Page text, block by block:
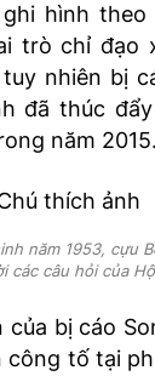
hình theo
trò chỉ đạo
nhiên bị
đã thúc
năm 2015.
năm 1953, cựu
các câu hỏi của
bị cáo
công tố tại